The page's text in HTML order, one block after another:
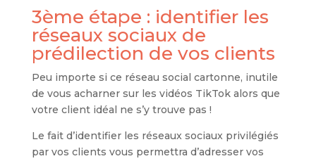
3ème étape : identifier les
réseaux sociaux de
prédilection de vos clients
Peu importe si ce réseau social cartonne, inutile
de vous acharner sur les vidéos TikTok alors que
votre client idéal ne s’y trouve pas !
Le fait d’identifier les réseaux sociaux privilégiés
par vos clients vous permettra d’adresser vos